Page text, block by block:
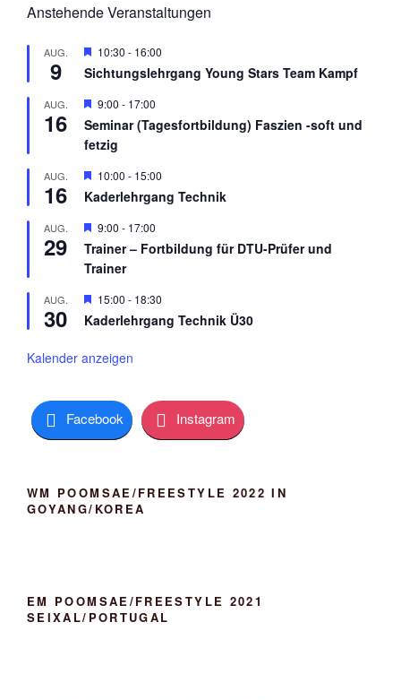
Anstehende Veranstaltungen
AUG.
9
H
r
o
r
e
o
b
n
10:30 - 16:00
Sichtungslehrgang Young Stars Team Kampf
AUG.
16
H
r
v
r
e
o
b
n
9:00 - 17:00
Seminar (Tagesfortbildung) Faszien -soft und
fetzig
AUG.
16
H
r
o
r
e
o
b
10:00 - 15:00
Kaderlehrgang Technik
AUG.
29
H
r
v
r
e
o
n
9:00 - 17:00
Trainer – Fortbildung für DTU-Prüfer und
Trainer
AUG.
30
H
r
o
e
o
b
15:00 - 18:30
Kaderlehrgang Technik Ü30
Kalender anzeigen
Facebook Instagram
WM POOMSAE/FREESTYLE 2022 IN
GOYANG/KOREA
EM POOMSAE/FREESTYLE 2021
SEIXAL/PORTUGAL